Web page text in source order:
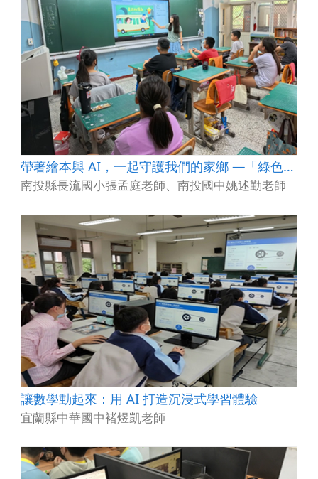
帶著繪本與 AI，一起守護我們的家鄉 —「綠色足跡」繪本創作教學應用
南投縣長流國小張孟庭老師、南投國中姚述勤老師
讓數學動起來：用 AI 打造沉浸式學習體驗
宜蘭縣中華國中褚煜凱老師